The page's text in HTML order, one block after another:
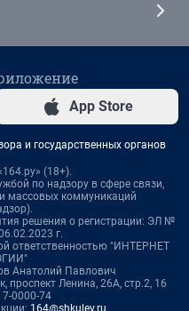
App Store
и государственных органов
(18+).
по надзору в сфере связи,
массовых коммуникаций
решения о регистрации: ЭЛ №
г.
ответственностью "ИНТЕРНЕТ
Анатолий Павлович
проспект Ленина, 26А, стр.2, 16
0000-74
164@shkulev.ru